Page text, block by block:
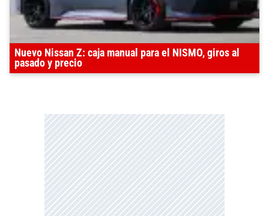
Nuevo Nissan Z: caja manual para el NISMO, giros al
pasado y precio